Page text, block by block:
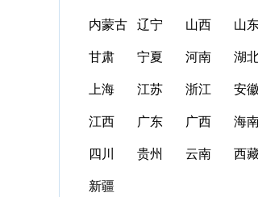
内蒙古 辽宁 山西 山
甘肃 宁夏 河南 湖
上海 江苏 浙江 安
江西 广东 广西 海
四川 贵州 云南 西
新疆